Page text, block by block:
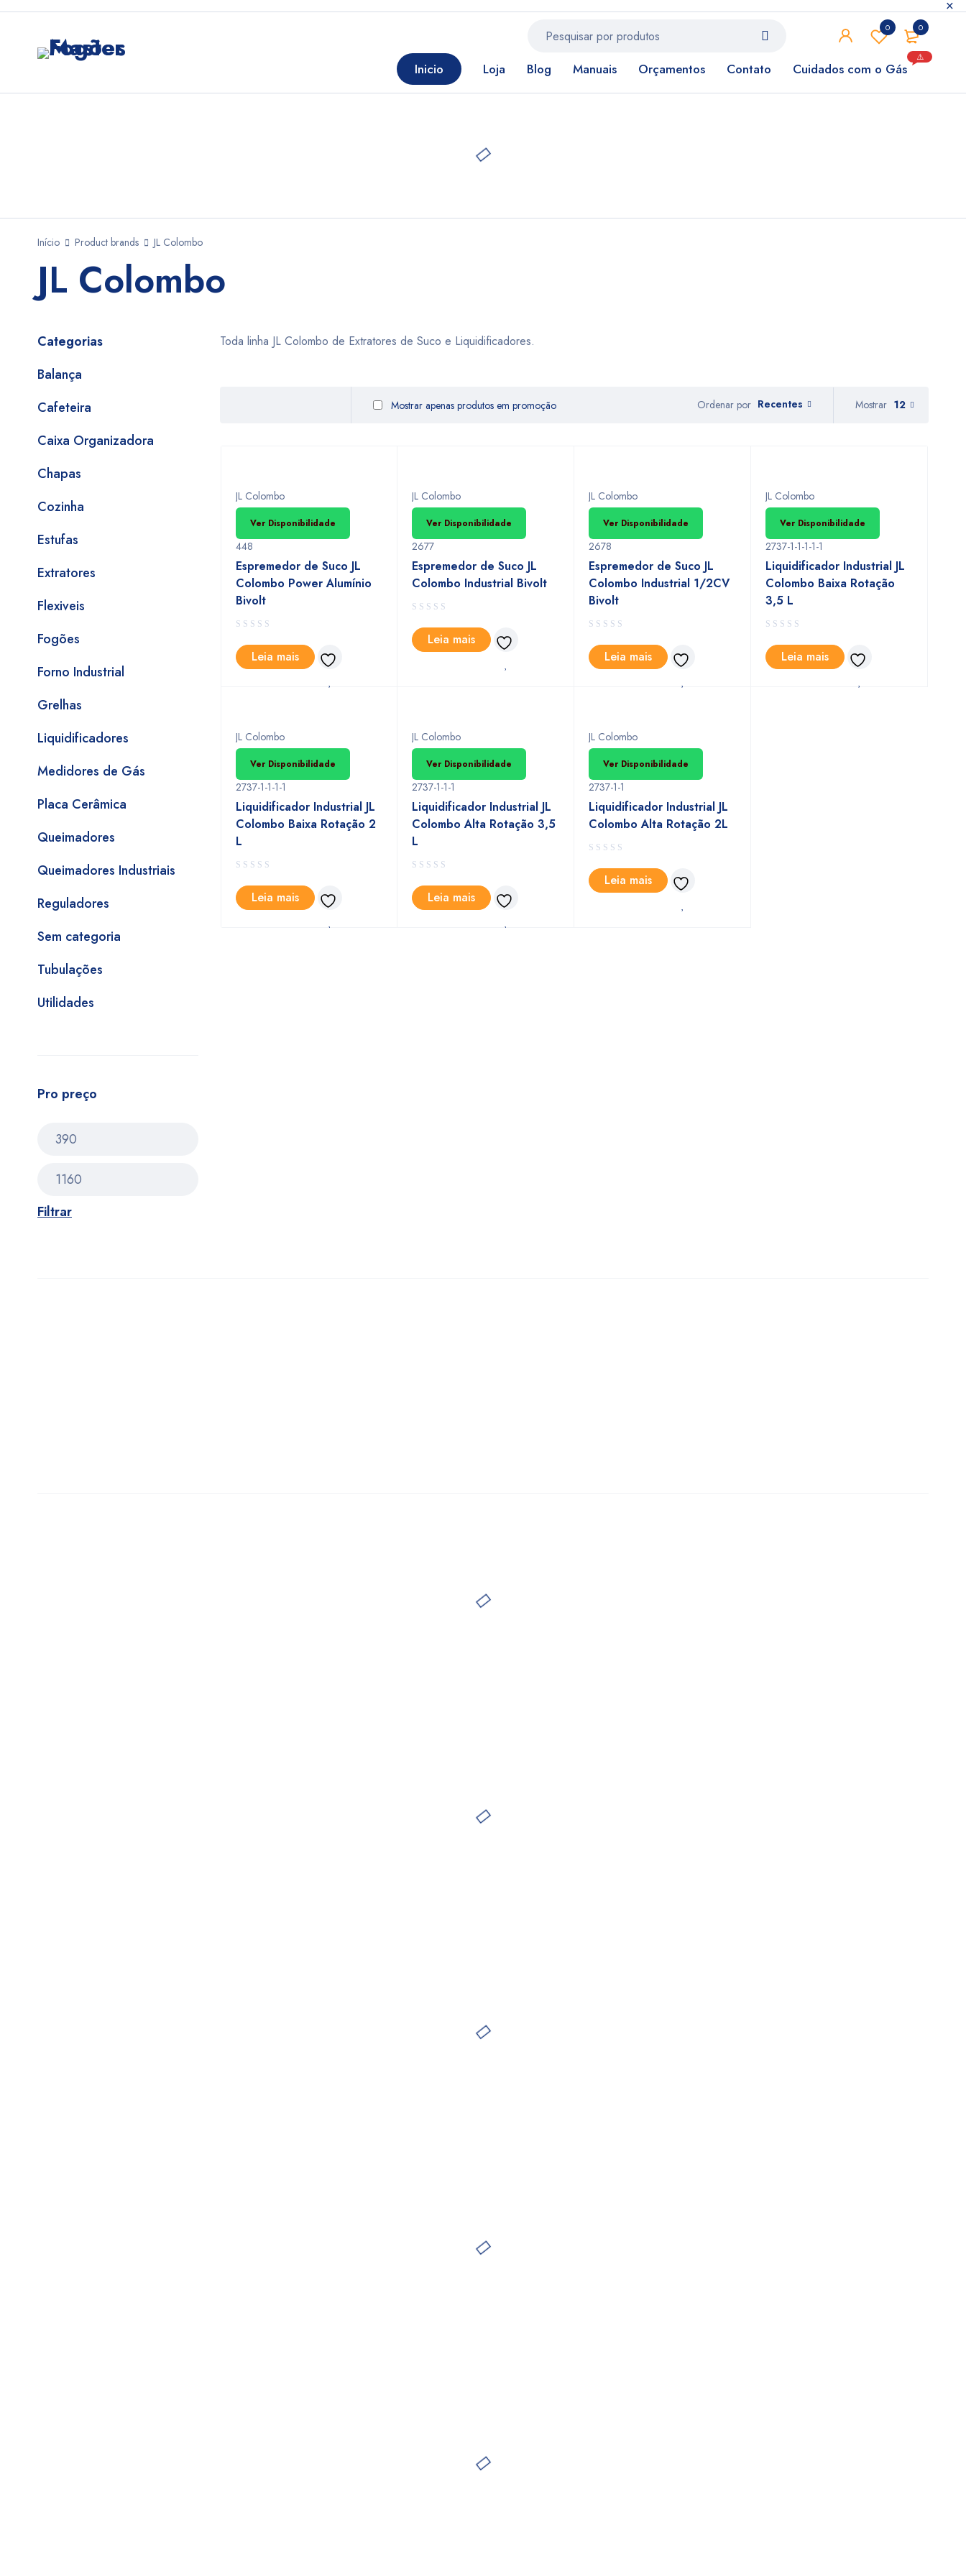
0
0
Inicio Loja Blog Manuais Orçamentos Contato Cuidados com o Gás
⚠️
Início Product brands JL Colombo
JL Colombo
Categorias
Balança
Cafeteira
Caixa Organizadora
Chapas
Cozinha
Estufas
Extratores
Flexiveis
Fogões
Forno Industrial
Grelhas
Liquidificadores
Medidores de Gás
Placa Cerâmica
Queimadores
Queimadores Industriais
Reguladores
Sem categoria
Tubulações
Utilidades
Pro preço
Filtrar
Toda linha JL Colombo de Extratores de Suco e Liquidificadores.
Ordenar por Recentes
Mostrar apenas produtos em promoção Mostrar 12
JL Colombo
Ver Disponibilidade
448
Espremedor de Suco JL
Colombo Power Alumínio
Bivolt
Leia mais
JL Colombo
Ver Disponibilidade
2677
Espremedor de Suco JL
Colombo Industrial Bivolt
Leia mais
JL Colombo
Ver Disponibilidade
2678
Espremedor de Suco JL
Colombo Industrial 1/2CV
Bivolt
Leia mais
JL Colombo
Ver Disponibilidade
2737-1-1-1-1-1
Liquidificador Industrial JL
Colombo Baixa Rotação
3,5 L
Leia mais
JL Colombo
Ver Disponibilidade
2737-1-1-1-1
Liquidificador Industrial JL
Colombo Baixa Rotação 2
L
Leia mais
JL Colombo
Ver Disponibilidade
2737-1-1-1
Liquidificador Industrial JL
Colombo Alta Rotação 3,5
L
Leia mais
JL Colombo
Ver Disponibilidade
2737-1-1
Liquidificador Industrial JL
Colombo Alta Rotação 2L
Leia mais